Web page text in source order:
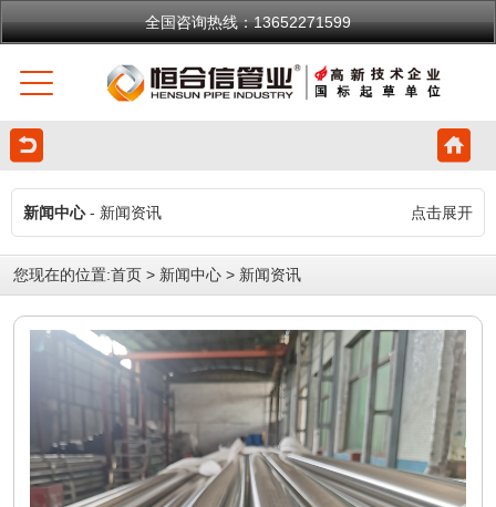
全国咨询热线：13652271599
新闻中心- 新闻资讯 点击展开
您现在的位置:首页 > 新闻中心 > 新闻资讯